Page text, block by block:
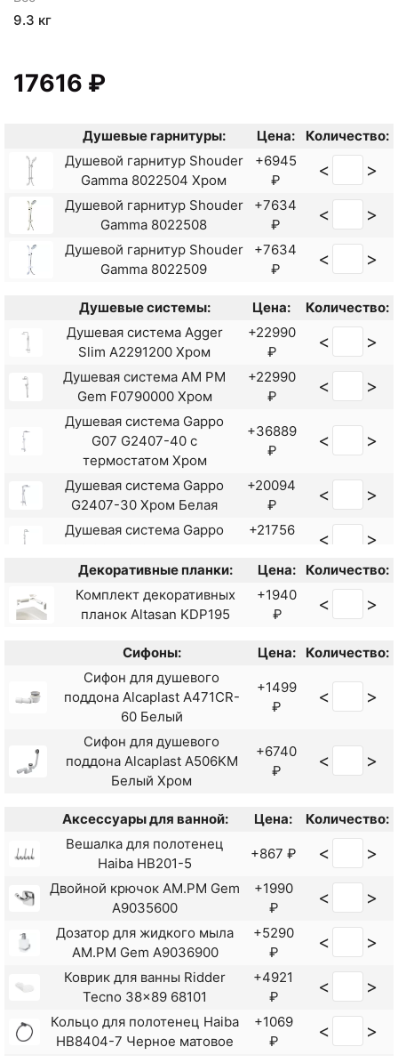
9.3 кг
17616 ₽
Душевые гарнитуры: Цена:
Количество:
Душевой гарнитур Shouder
Gamma 8022504 Хром
+6945
₽
< >
Душевой гарнитур Shouder
Gamma 8022508
+7634
₽
< >
Душевой гарнитур Shouder
Gamma 8022509
+7634
₽
< >
Душевые системы: Цена:
Количество:
Душевая система Agger
Slim A2291200 Хром
+22990
₽
< >
Душевая система AM PM
Gem F0790000 Хром
+22990
₽
< >
Душевая система Gappo
G07 G2407-40 с
термостатом Хром
+36889
₽
< >
Душевая система Gappo
G2407-30 Хром Белая
+20094
₽
< >
Душевая система Gappo
+21756
< >
Душевая система Haiba
HB24533-3 Пепельный
+18254
₽
Душевая система Orange
+34990
Душевая система Shouder
Alma 9012604 Хром
+19378
₽
Душевая система Shouder
Alma 9012608 Слоновая
кость Хром
+21530
Душевая система Shouder
Alma 9012609 Белая Хром
+21530
Душевая система Shouder
Золото
+21765
₽
Декоративные планки: Цена:
Количество:
Комплект декоративных
планок Altasan KDP195
+1940
₽
< >
Сифоны: Цена:
Количество:
Сифон для душевого
поддона Alcaplast A471CR-
60 Белый
+1499
₽
< >
Сифон для душевого
поддона Alcaplast A506KM
Белый Хром
+6740
₽
< >
Аксессуары для ванной: Цена:
Количество:
Вешалка для полотенец
Haiba HB201-5
+867 ₽ < >
Двойной крючок AM.PM Gem
A9035600
+1990
₽
< >
Дозатор для жидкого мыла
AM.PM Gem A9036900
+5290
₽
< >
Коврик для ванны Ridder
Tecno 38x89 68101
+4921
₽
< >
Кольцо для полотенец Haiba
HB8404-7 Черное матовое
+1069
₽
< >